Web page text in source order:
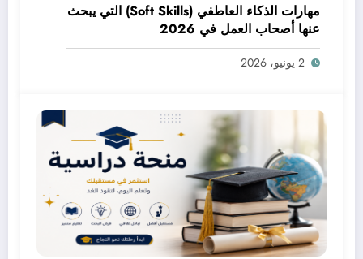
مهارات الذكاء العاطفي (Soft Skills) التي يبحث
عنها أصحاب العمل في 2026
2 يونيو، 2026